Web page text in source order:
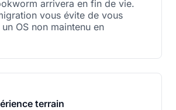
arrivera en fin de vie.
vous évite de vous
OS non maintenu en
terrain